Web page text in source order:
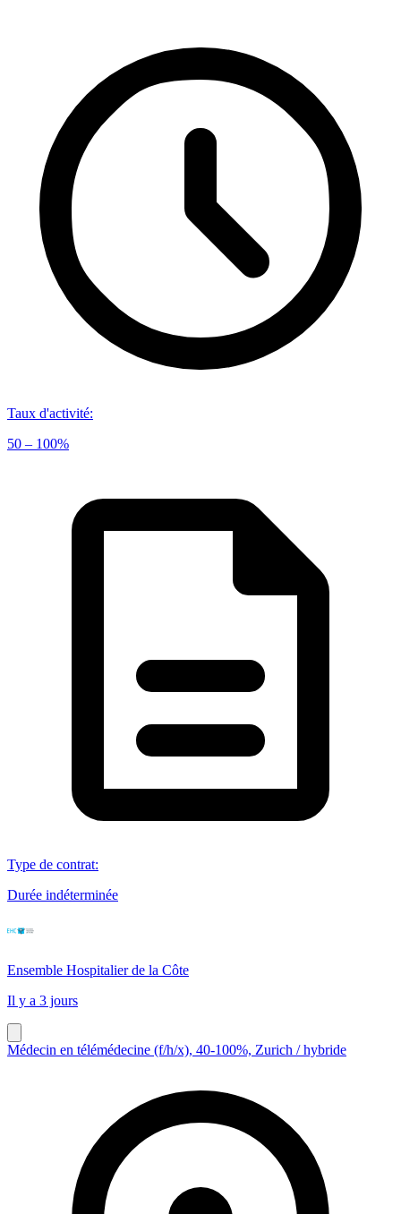
Taux d'activité:
50 – 100%
Type de contrat:
Durée indéterminée
Ensemble Hospitalier de la Côte
Il y a 3 jours
Médecin en télémédecine (f/h/x), 40-100%, Zurich / hybride